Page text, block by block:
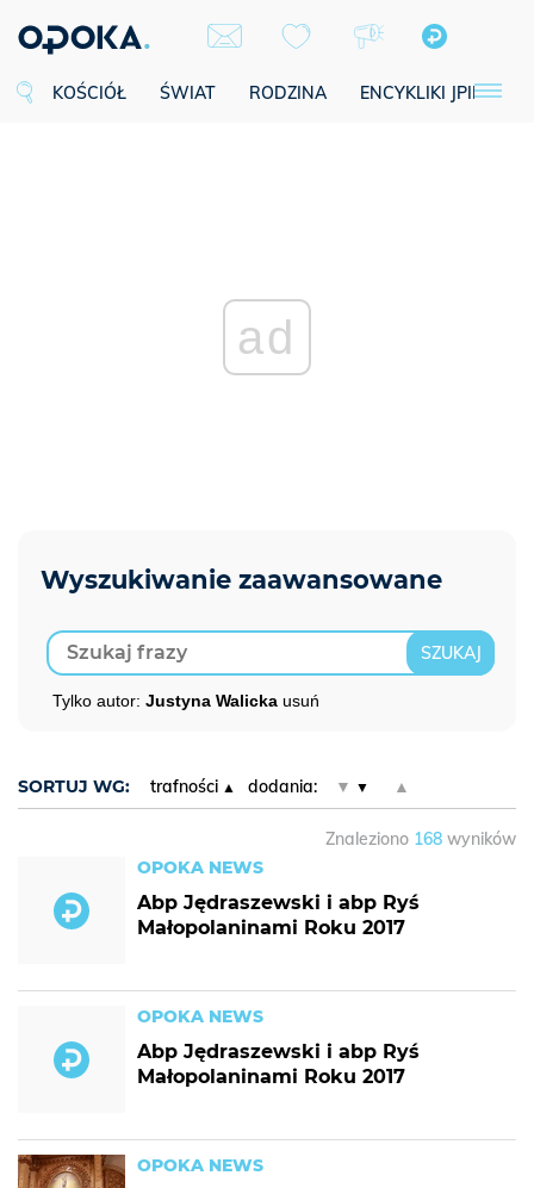
KOŚCIÓŁ ŚWIAT RODZINA ENCYKLIKI JPII
ad
Tylko autor: Justyna Walicka usuń
SORTUJ WG: trafności dodania: ▼ ▲
Znaleziono 168 wyników
OPOKA NEWS
Abp Jędraszewski i abp Ryś
Małopolaninami Roku 2017
OPOKA NEWS
Abp Jędraszewski i abp Ryś
Małopolaninami Roku 2017
OPOKA NEWS